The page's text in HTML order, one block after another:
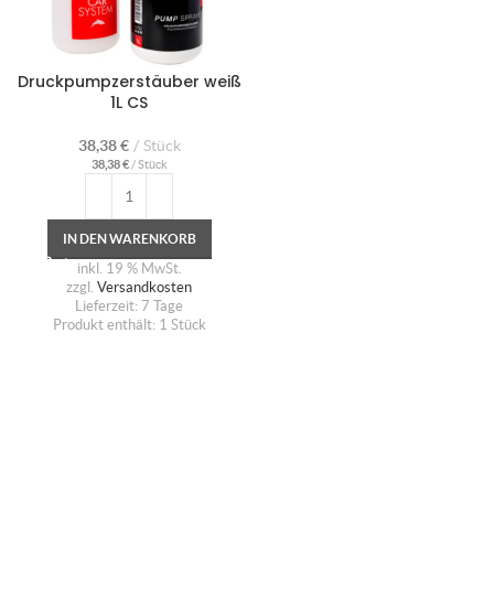
Druckpumpzerstäuber weiß
1L CS
38,38€ Stück
38,38€/Stück
IN DEN WARENKORB
inkl. 19 % MwSt.
zzgl. Versandkosten
Lieferzeit: 7 Tage
Produkt enthält: 1 Stück